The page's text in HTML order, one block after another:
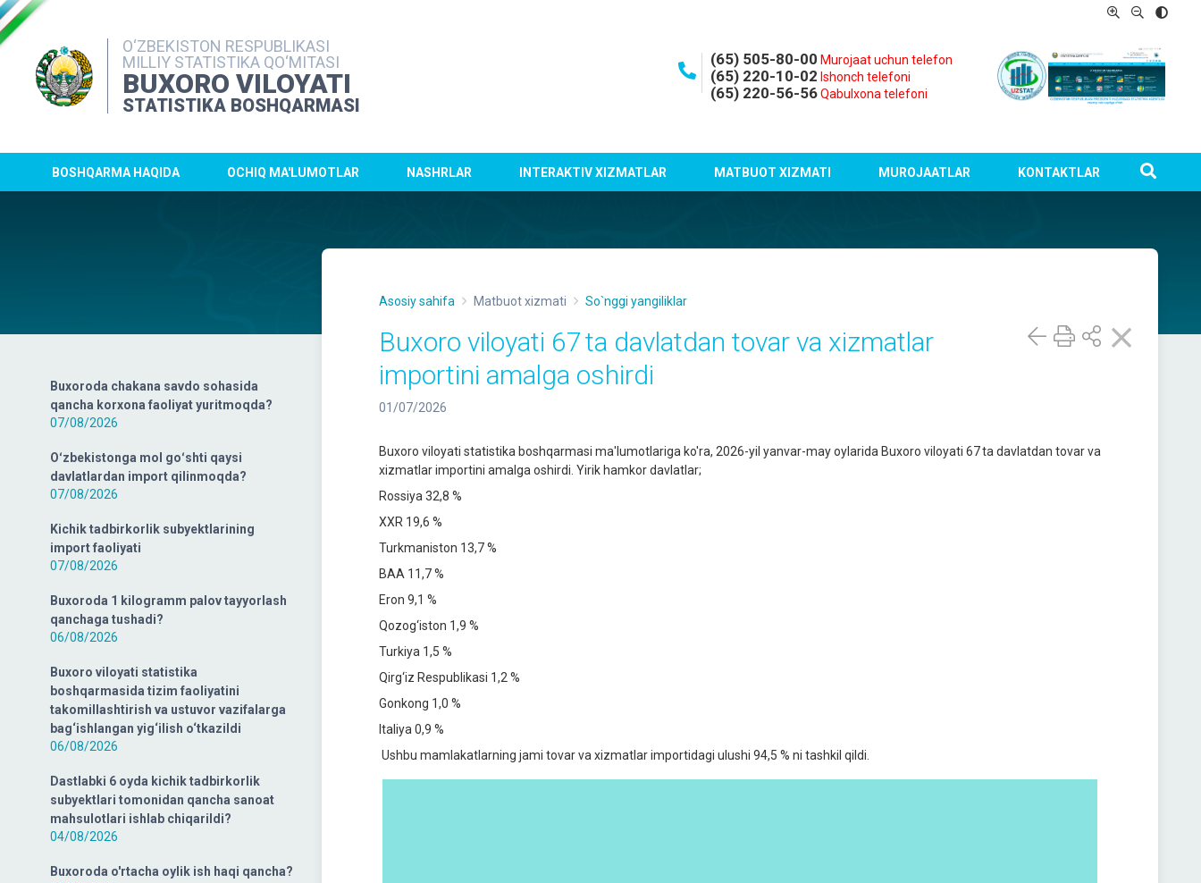
O‘ZBEKISTON RESPUBLIKASI
MILLIY STATISTIKA QO‘MITASI
BUXORO VILOYATI
STATISTIKA BOSHQARMASI
(65) 505-80-00 Murojaat uchun telefon
(65) 220-10-02 Ishonch telefoni
(65) 220-56-56 Qabulxona telefoni
BOSHQARMA HAQIDA OCHIQ MA'LUMOTLAR NASHRLAR INTERAKTIV XIZMATLAR MATBUOT XIZMATI MUROJAATLAR KONTAKTLAR
Buxoroda chakana savdo sohasida
qancha korxona faoliyat yuritmoqda?
07/08/2026
Oʻzbekistonga mol goʻshti qaysi
davlatlardan import qilinmoqda?
07/08/2026
Kichik tadbirkorlik subyektlarining
import faoliyati
07/08/2026
Buxoroda 1 kilogramm palov tayyorlash
qanchaga tushadi?
06/08/2026
Buxoro viloyati statistika
boshqarmasida tizim faoliyatini
takomillashtirish va ustuvor vazifalarga
bag‘ishlangan yig‘ilish o‘tkazildi
06/08/2026
Dastlabki 6 oyda kichik tadbirkorlik
subyektlari tomonidan qancha sanoat
mahsulotlari ishlab chiqarildi?
04/08/2026
Buxoroda o'rtacha oylik ish haqi qancha?
Asosiy sahifa Matbuot xizmati So`nggi yangiliklar
Buxoro viloyati 67 ta davlatdan tovar va xizmatlar
importini amalga oshirdi
01/07/2026
Buxoro viloyati statistika boshqarmasi ma'lumotlariga ko'ra, 2026-yil yanvar-may oylarida Buxoro viloyati 67 ta davlatdan tovar va
xizmatlar importini amalga oshirdi. Yirik hamkor davlatlar;
Rossiya 32,8 %
XXR 19,6 %
Turkmaniston 13,7 %
BAA 11,7 %
Eron 9,1 %
Qozog‘iston 1,9 %
Turkiya 1,5 %
Qirg‘iz Respublikasi 1,2 %
Gonkong 1,0 %
Italiya 0,9 %
Ushbu mamlakatlarning jami tovar va xizmatlar importidagi ulushi 94,5 % ni tashkil qildi.